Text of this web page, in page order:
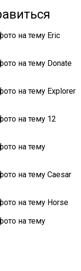
на тему Eric
на тему Donate
на тему Explorer
на тему 12
на тему
на тему Caesar
на тему Horse
на тему